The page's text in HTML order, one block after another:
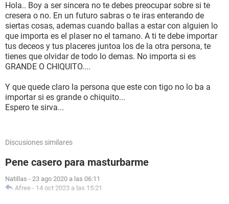
Hola.. Boy a ser sincera no te debes preocupar sobre si te
cresera o no. En un futuro sabras o te iras enterando de
siertas cosas, ademas cuando ballas a estar con alguien lo
que importa es el plaser no el tamano. A ti te debe importar
tus deceos y tus placeres juntoa los de la otra persona, te
tienes que olvidar de todo lo demas. No importa si es
GRANDE O CHIQUITO....
Y que quede claro la persona que este con tigo no lo ba a
importar si es grande o chiquito...
Espero te sirva...
Discusiones similares
Pene casero para masturbarme
Natillas - 23 ago 2020 a las 06:11
Afree - 14 oct 2023 a las 15:21